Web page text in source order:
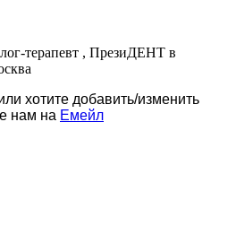
терапевт , ПрезиДЕНТ в
хотите добавить/изменить
нам на Емейл